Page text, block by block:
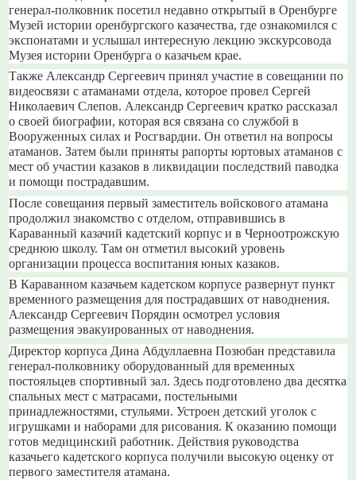
генерал-полковник посетил недавно открытый в Оренбурге
Музей истории оренбургского казачества, где ознакомился с
экспонатами и услышал интересную лекцию экскурсовода
Музея истории Оренбурга о казачьем крае.
Также Александр Сергеевич принял участие в совещании по
видеосвязи с атаманами отдела, которое провел Сергей
Николаевич Слепов. Александр Сергеевич кратко рассказал
о своей биографии, которая вся связана со службой в
Вооруженных силах и Росгвардии. Он ответил на вопросы
атаманов. Затем были приняты рапорты юртовых атаманов с
мест об участии казаков в ликвидации последствий паводка
и помощи пострадавшим.
После совещания первый заместитель войскового атамана
продолжил знакомство с отделом, отправившись в
Караванный казачий кадетский корпус и в Черноотрожскую
среднюю школу. Там он отметил высокий уровень
организации процесса воспитания юных казаков.
В Караванном казачьем кадетском корпусе развернут пункт
временного размещения для пострадавших от наводнения.
Александр Сергеевич Порядин осмотрел условия
размещения эвакуированных от наводнения.
Директор корпуса Дина Абдуллаевна Позюбан представила
генерал-полковнику оборудованный для временных
постояльцев спортивный зал. Здесь подготовлено два десятка
спальных мест с матрасами, постельными
принадлежностями, стульями. Устроен детский уголок с
игрушками и наборами для рисования. К оказанию помощи
готов медицинский работник. Действия руководства
казачьего кадетского корпуса получили высокую оценку от
первого заместителя атамана.